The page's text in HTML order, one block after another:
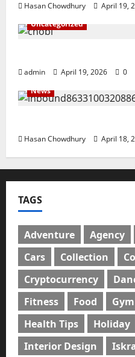
Hasan Chowdhury April 19,
Uncategorized
admin April 19, 2026
0
News
Hasan Chowdhury April 18,
TAGS
Adventure Agency
Cars
Collection
Cryptocurrency
Fitness
Food
Health Tips
Holiday
Interior Design